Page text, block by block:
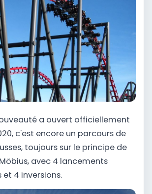
a ouvert officiellement
c'est encore un parcours de
toujours sur le principe de
avec 4 lancements
4 inversions.